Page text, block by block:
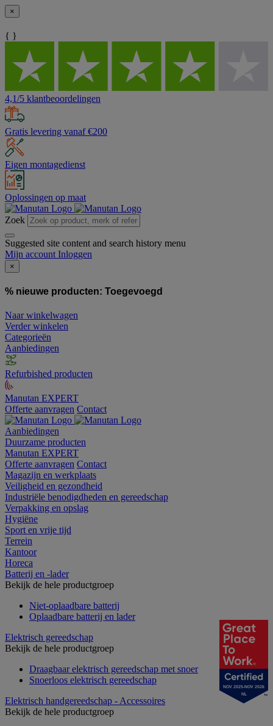
×
{ }
4,1/5 klantbeoordelingen
Gratis levering vanaf €200
Eigen montagedienst
Oplossingen op maat
Zoek
Suggested site content and search history menu
Mijn account Inloggen
×
% nieuwe producten: Toegevoegd
Naar winkelwagen
Verder winkelen
Categorieën
Aanbiedingen
Refurbished producten
Manutan EXPERT
Offerte aanvragen Contact
Aanbiedingen
Duurzame producten
Manutan EXPERT
Offerte aanvragen Contact
Magazijn en werkplaats
Veiligheid en gezondheid
Industriële benodigdheden en gereedschap
Verpakking en opslag
Hygiëne
Sport en vrije tijd
Terrein
Kantoor
Horeca
Batterij en -lader
Bekijk de hele productgroep
Niet-oplaadbare batterij
Oplaadbare batterij en lader
Elektrisch gereedschap
Bekijk de hele productgroep
Draagbaar elektrisch gereedschap met snoer
Snoerloos elektrisch gereedschap
Elektrisch handgereedschap - Accessoires
Bekijk de hele productgroep
NOV 2025-NOV 2026
NL